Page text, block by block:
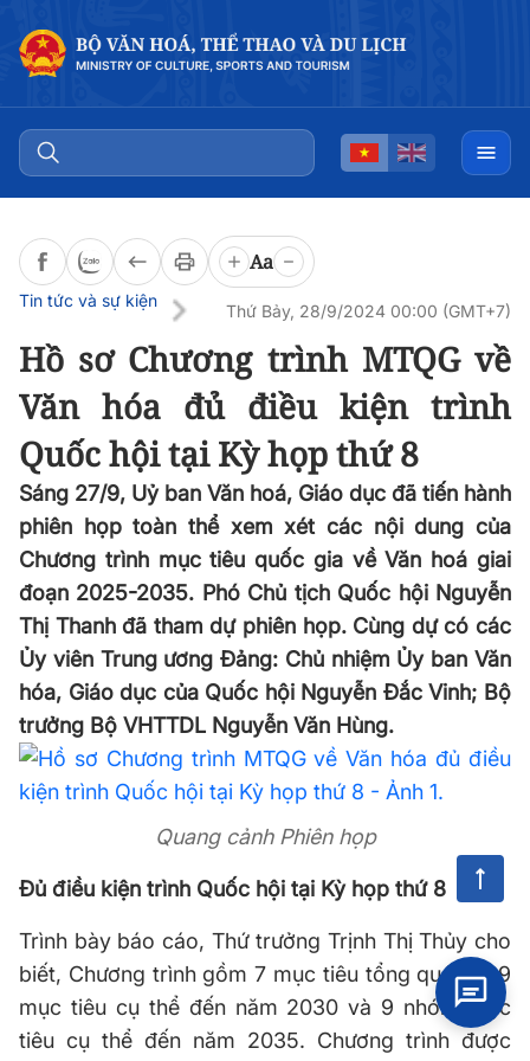
Aa
Tin tức và sự kiện
Thứ Bảy, 28/9/2024 00:00 (GMT+7)
Hồ sơ Chương trình MTQG về
Văn hóa đủ điều kiện trình
Quốc hội tại Kỳ họp thứ 8
Sáng 27/9, Uỷ ban Văn hoá, Giáo dục đã tiến hành
phiên họp toàn thể xem xét các nội dung của
Chương trình mục tiêu quốc gia về Văn hoá giai
đoạn 2025-2035. Phó Chủ tịch Quốc hội Nguyễn
Thị Thanh đã tham dự phiên họp. Cùng dự có các
Ủy viên Trung ương Đảng: Chủ nhiệm Ủy ban Văn
hóa, Giáo dục của Quốc hội Nguyễn Đắc Vinh; Bộ
trưởng Bộ VHTTDL Nguyễn Văn Hùng.
Quang cảnh Phiên họp
Đủ điều kiện trình Quốc hội tại Kỳ họp thứ 8
Trình bày báo cáo, Thứ trưởng Trịnh Thị Thủy cho
biết, Chương trình gồm 7 mục tiêu tổng quát và 9
mục tiêu cụ thể đến năm 2030 và 9 nhóm mục
tiêu cụ thể đến năm 2035. Chương trình được
Đọc bài